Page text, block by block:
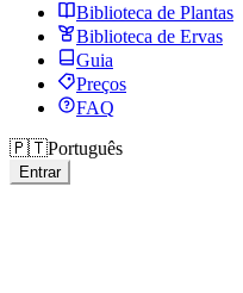
Biblioteca de Plantas
Biblioteca de Ervas
Guia
Preços
FAQ
🇵🇹Português
Entrar